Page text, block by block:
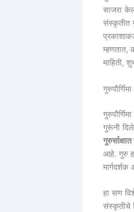
साजरा
संस्कृतीत
म्हणतात,
माहिती,
गुरूंनी
आहे. गुरु
हा सण
संस्कृतीचे